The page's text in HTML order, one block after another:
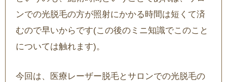
ンでの光脱毛の方が照射にかかる時間は短くて済
むので早いからです(この後のミニ知識でこのこと
については触れます)。
今回は、医療レーザー脱毛とサロンでの光脱毛の